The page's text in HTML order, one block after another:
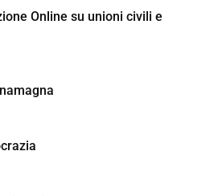
Online su unioni civili e